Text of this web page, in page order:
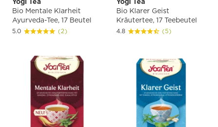
Yogi Tea
Bio Mentale Klarheit
Ayurveda-Tee, 17 Beutel
5.0 (2)
Yogi Tea
Bio Klarer Geist
Kräutertee, 17 Teebeutel
4.8 (5)